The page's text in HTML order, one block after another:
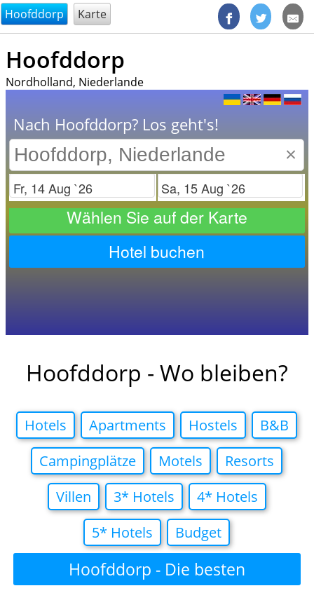
@endsectiom
Hoofddorp Karte
Hoofddorp
Nordholland, Niederlande
Nach Hoofddorp? Los geht's!
×
Check in Check out
Wählen Sie auf der Karte
Hotel buchen
Hoofddorp - Wo bleiben?
Hotels Apartments Hostels
B&B
Campingplätze
Motels
Resorts
Villen
3* Hotels
4* Hotels
5* Hotels
Budget
Hoofddorp - Die besten